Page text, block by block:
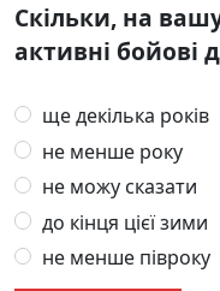
Скільки, на
активні бойові
ще декілька років
не менше року
не можу сказати
до кінця цієї зими
не менше півроку